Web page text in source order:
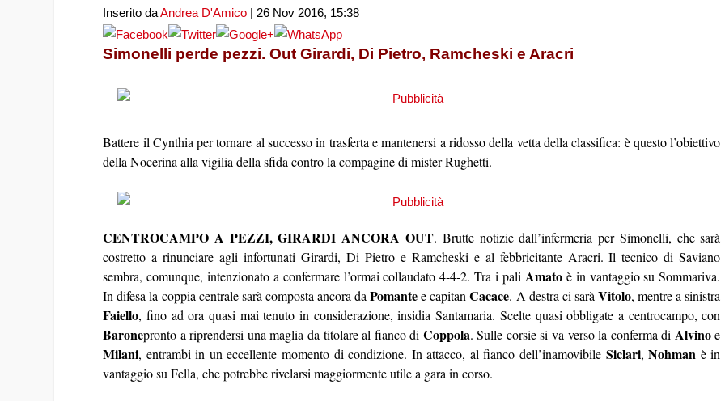
Inserito daAndrea D'Amico | 26 Nov 2016, 15:38
Simonelli perde pezzi. Out Girardi, Di Pietro, Ramcheski e Aracri
Battere il Cynthia per tornare al successo in trasferta e mantenersi a ridosso della vetta della classifica: è questo l’obiettivo
della Nocerina alla vigilia della sfida contro la compagine di mister Rughetti.
CENTROCAMPO A PEZZI, GIRARDI ANCORA OUT. Brutte notizie dall’infermeria per Simonelli, che sarà
costretto a rinunciare agli infortunati Girardi, Di Pietro e Ramcheski e al febbricitante Aracri. Il tecnico di Saviano
sembra, comunque, intenzionato a confermare l’ormai collaudato 4-4-2. Tra i pali Amatoè in vantaggio su Sommariva.
In difesa la coppia centrale sarà composta ancora daPomantee capitanCacace. A destra ci saràVitolo, mentre a sinistra
Faiello, fino ad ora quasi mai tenuto in considerazione, insidia Santamaria. Scelte quasi obbligate a centrocampo, con
Baronepronto a riprendersi una maglia da titolare al fianco di Coppola. Sulle corsie si va verso la conferma di Alvinoe
Milani, entrambi in un eccellente momento di condizione. In attacco, al fianco dell’inamovibile Siclari,Nohman è in
vantaggio su Fella, che potrebbe rivelarsi maggiormente utile a gara in corso.